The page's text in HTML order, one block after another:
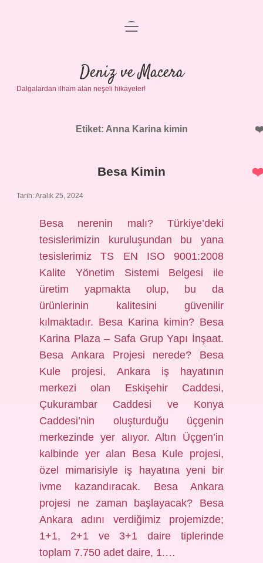
Anasayfa
Gizlilik Politikası
Yasal Uyarı
menüyü
Deniz ve Macera
Dalgalardan ilham alan neşeli hikayeler!
Etiket: Anna Karina kimin
Besa Kimin
Tarih: Aralık 25, 2024
Besa nerenin malı? Türkiye’deki
tesislerimizin kuruluşundan bu yana
tesislerimiz TS EN ISO 9001:2008
Kalite Yönetim Sistemi Belgesi ile
üretim yapmakta olup, bu da
ürünlerinin kalitesini güvenilir
kılmaktadır. Besa Karina kimin? Besa
Karina Plaza – Safa Grup Yapı İnşaat.
Besa Ankara Projesi nerede? Besa
Kule projesi, Ankara iş hayatının
merkezi olan Eskişehir Caddesi,
Çukurambar Caddesi ve Konya
Caddesi’nin oluşturduğu üçgenin
merkezinde yer alıyor. Altın Üçgen’in
kalbinde yer alan Besa Kule projesi,
özel mimarisiyle iş hayatına yeni bir
ivme kazandıracak. Besa Ankara
projesi ne zaman başlayacak? Besa
Ankara adını verdiğimiz projemizde;
1+1, 2+1 ve 3+1 daire tiplerinde
toplam 7.750 adet daire, 1.…